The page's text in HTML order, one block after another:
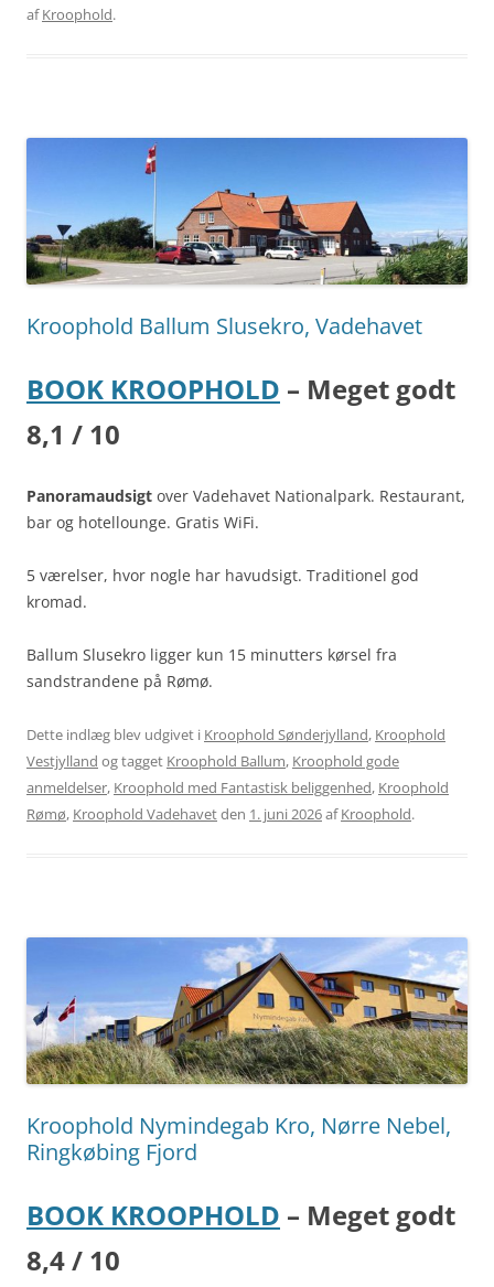
afKroophold.
Kroophold Ballum Slusekro, Vadehavet
BOOK KROOPHOLD – Meget godt
8,1 / 10
Panoramaudsigt over Vadehavet Nationalpark. Restaurant,
bar og hotellounge. Gratis WiFi.
5 værelser, hvor nogle har havudsigt. Traditionel god
kromad.
Ballum Slusekro ligger kun 15 minutters kørsel fra
sandstrandene på Rømø.
Dette indlæg blev udgivet i Kroophold Sønderjylland, Kroophold
Vestjylland og tagget Kroophold Ballum, Kroophold gode
anmeldelser, Kroophold med Fantastisk beliggenhed, Kroophold
Rømø, Kroophold Vadehavetden 1. juni 2026afKroophold.
Kroophold Nymindegab Kro, Nørre Nebel,
Ringkøbing Fjord
BOOK KROOPHOLD – Meget godt
8,4 / 10